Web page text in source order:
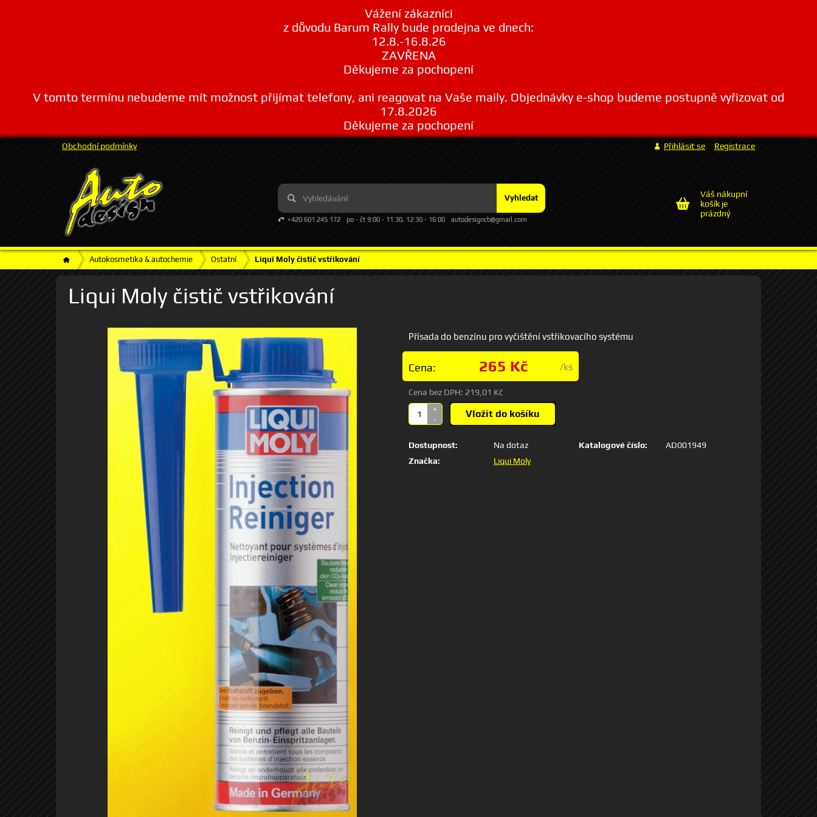
Vážení zákazníci
z důvodu Barum Rally bude prodejna ve dnech:
12.8.-16.8.26
ZAVŘENA
Děkujeme za pochopení
V tomto termínu nebudeme mít možnost přijímat telefony, ani reagovat na Vaše maily. Objednávky e-shop budeme postupně vyřizovat od
17.8.2026
Děkujeme za pochopení
Vyhledat
+420 601 245 172 po - čt 9:00 - 11:30, 12:30 - 16:00 autodesigncb@gmail.com
Obchodní podmínky Přihlásit se Registrace
Váš nákupní
košík je
prázdný
Autokosmetika & autochemie Ostatní Liqui Moly čistič vstřikování
Liqui Moly čistič vstřikování
Přísada do benzínu pro vyčištění vstřikovacího systému
Cena: 265 Kč /ks
Cena bez DPH: 219,01 Kč
+
-
Vložit do košíku
Dostupnost:
Na dotaz
Značka:
Liqui Moly
Katalogové číslo: AD001949